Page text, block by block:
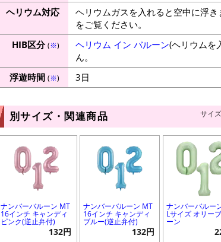
ヘリウム対応
ヘリウムガスを入れると空中に浮
をご覧ください。
HIB区分(※) ヘリウム イン バルーン(ヘリウムを
ん。
浮遊時間 (※) 3日
別サイズ・関連商品 サイ
ナンバーバルーン MT
16インチ キャンディ
ピンク(逆止弁付)
132円
ナンバーバルーン MT
16インチ キャンディ
ブルー(逆止弁付)
132円
ナンバーバルー
Lサイズ オリー
ーン